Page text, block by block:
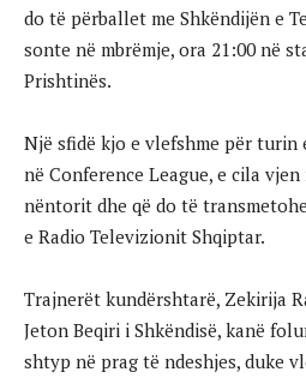
do të përballet me Shkëndijën e
sonte në mbrëmje, ora 21:00 në
Prishtinës.
Një sfidë kjo e vlefshme për turin
në Conference League, e cila
nëntorit dhe që do të
e Radio Televizionit Shqiptar.
Trajnerët kundërshtarë, Zekirija
Jeton Beqiri i Shkëndisë, kanë
shtyp në prag të ndeshjes, duke